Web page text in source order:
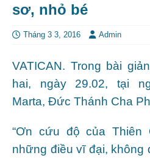
sơ, nhỏ bé
Tháng 3 3, 2016 Admin
VATICAN. Trong bài
hai, ngày 29.02, tại
Marta, Đức Thánh Cha
“Ơn cứu độ của Thiên
những điều vĩ đại, không